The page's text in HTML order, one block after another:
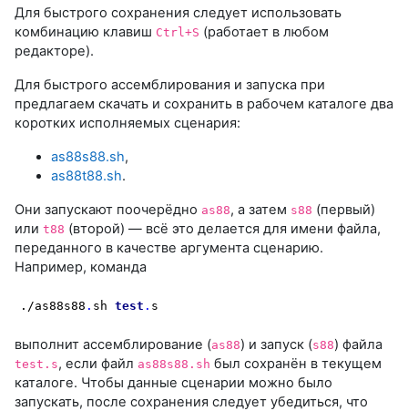
Для быстрого сохранения следует использовать
комбинацию клавиш Ctrl+S (работает в любом
редакторе).
Для быстрого ассемблирования и запуска при
предлагаем скачать и сохранить в рабочем каталоге два
коротких исполняемых сценария:
as88s88.sh,
as88t88.sh.
Они запускают поочерёдно as88, а затем s88 (первый)
или t88 (второй) — всё это делается для имени файла,
переданного в качестве аргумента сценарию.
Например, команда
./as88s88 . sh test . s
выполнит ассемблирование (as88) и запуск (s88) файла
test.s, если файл as88s88.sh был сохранён в текущем
каталоге. Чтобы данные сценарии можно было
запускать, после сохранения следует убедиться, что